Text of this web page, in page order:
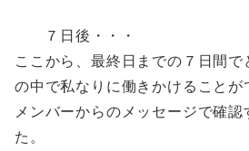
７日後・・・
ここから、最終日までの７日間
の中で私なりに働きかけること
メンバーからのメッセージで確
た。